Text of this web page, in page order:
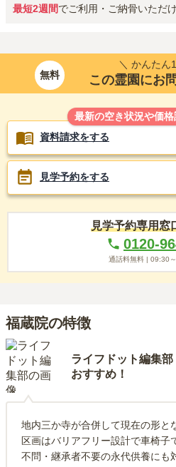
最短2週間でご利用・ご納骨いただけ
無料
＼ かんたん
この霊園にお
最新の空き状況や価格
資料請求をする
見学予約をする
見学予約専用窓
0120-
通話料無料 | 09:30
福蔵院の特徴
ライフドット編集部
おすすめ！
地内三か寺が合併して現在の形と
区画はバリアフリー設計で車椅子
不問・継承者不要の永代供養にも